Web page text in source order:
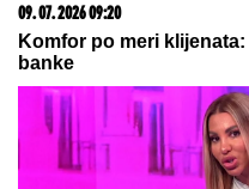
09. 07. 2026 09:20
Komfor po meri
banke